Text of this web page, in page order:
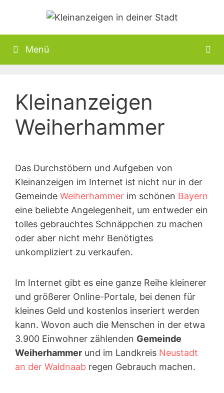
springen
Menü
Kleinanzeigen
Weiherhammer
Das Durchstöbern und Aufgeben von
Kleinanzeigen im Internet ist nicht nur in der
Gemeinde Weiherhammer im schönen Bayern
eine beliebte Angelegenheit, um entweder ein
tolles gebrauchtes Schnäppchen zu machen
oder aber nicht mehr Benötigtes
unkompliziert zu verkaufen.
Im Internet gibt es eine ganze Reihe kleinerer
und größerer Online-Portale, bei denen für
kleines Geld und kostenlos inseriert werden
kann. Wovon auch die Menschen in der etwa
3.900 Einwohner zählenden Gemeinde
Weiherhammer und im Landkreis Neustadt
an der Waldnaab regen Gebrauch machen.